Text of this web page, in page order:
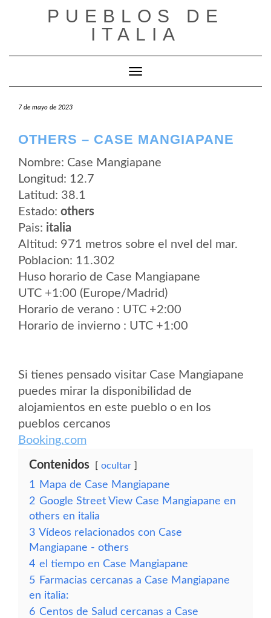
PUEBLOS DE
ITALIA
Cambiar modo de navegación
7 de mayo de 2023
OTHERS – CASE MANGIAPANE
Nombre: Case Mangiapane
Longitud: 12.7
Latitud: 38.1
Estado: others
Pais: italia
Altitud: 971 metros sobre el nvel del mar.
Poblacion: 11.302
Huso horario de Case Mangiapane
UTC +1:00 (Europe/Madrid)
Horario de verano : UTC +2:00
Horario de invierno : UTC +1:00
Si tienes pensado visitar Case Mangiapane
puedes mirar la disponibilidad de
alojamientos en este pueblo o en los
pueblos cercanos
Booking.com
Contenidos ocultar
1
Mapa de Case Mangiapane
2 Google Street View Case Mangiapane en
others en italia
3 Vídeos relacionados con Case
Mangiapane - others
4 el tiempo en Case Mangiapane
5 Farmacias cercanas a Case Mangiapane
en italia:
6 Centos de Salud cercanas a Case